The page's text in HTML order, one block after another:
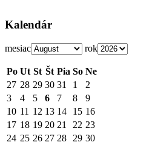
Kalendár
mesiac rok
Po Ut St Št Pia So Ne
27 28 29 30 31 1
2
3
4 5 6 7 8
9
10 11 12 13 14 15 16
17 18 19 20 21 22 23
24 25 26 27 28 29 30